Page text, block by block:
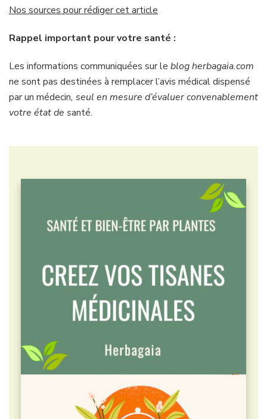
Nos sources pour rédiger cet article
Rappel important pour votre santé :
Les informations communiquées sur le blog herbagaia.com
ne sont pas destinées à remplacer l’avis médical dispensé
par un médecin, seul en mesure d’évaluer convenablement
votre état de santé.